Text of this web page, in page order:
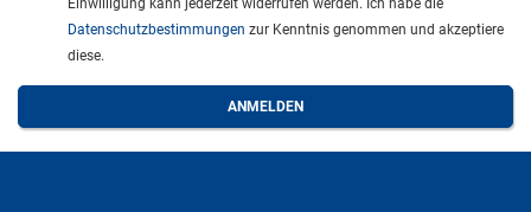
Einwilligung kann jederzeit widerrufen werden. Ich habe die
Datenschutzbestimmungen zur Kenntnis genommen und akzeptiere
diese.